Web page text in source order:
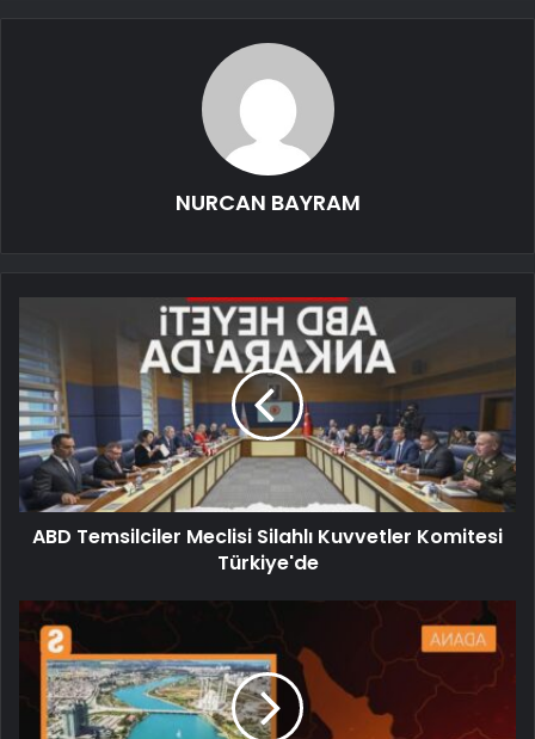
NURCAN BAYRAM
ABD Temsilciler Meclisi Silahlı Kuvvetler Komitesi
Türkiye'de